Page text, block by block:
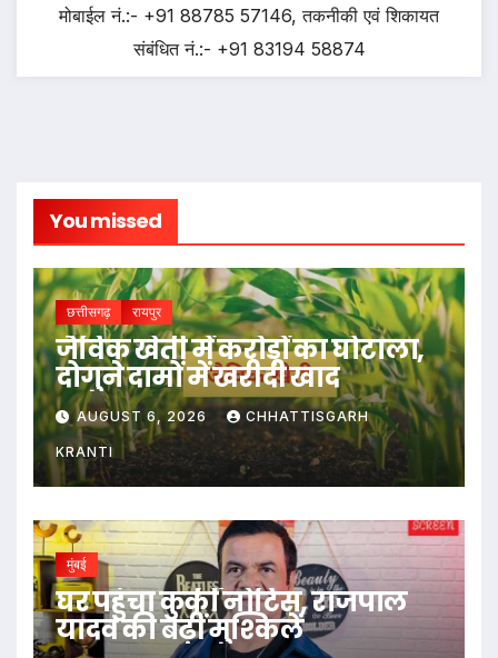
मोबाईल नं.:- +91 88785 57146, तकनीकी एवं शिकायत
संबंधित नं.:- +91 83194 58874
You missed
छत्तीसगढ़ रायपुर
जैविक खेती में करोड़ों का घोटाला,
दोगुने दामों में खरीदी खाद
AUGUST 6, 2026 CHHATTISGARH
KRANTI
मुंबई
घर पहुंचा कुर्की नोटिस, राजपाल
यादव की बढ़ीं मुश्किलें